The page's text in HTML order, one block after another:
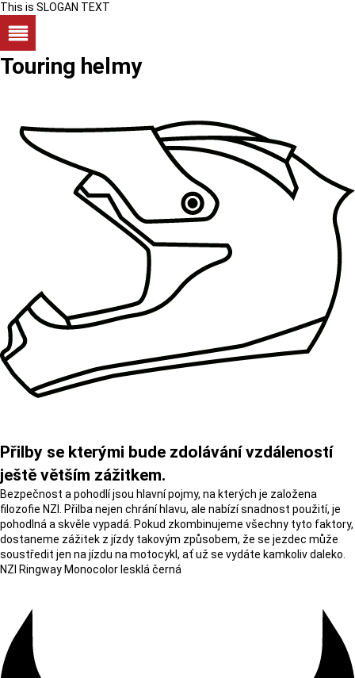
This is SLOGAN TEXT
Touring helmy
Přilby se kterými bude zdolávání vzdáleností
ještě větším zážitkem.
Bezpečnost a pohodlí jsou hlavní pojmy, na kterých je založena
filozofie NZI. Přilba nejen chrání hlavu, ale nabízí snadnost použití, je
pohodlná a skvěle vypadá. Pokud zkombinujeme všechny tyto faktory,
dostaneme zážitek z jízdy takovým způsobem, že se jezdec může
soustředit jen na jízdu na motocykl, ať už se vydáte kamkoliv daleko.
NZI Ringway Monocolor lesklá černá